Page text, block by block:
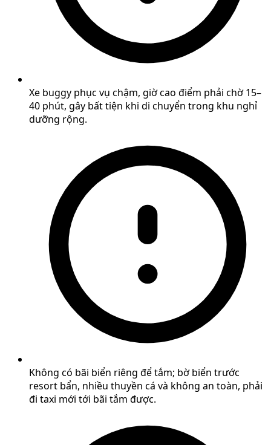
Xe buggy phục vụ chậm, giờ cao điểm phải chờ 15–
40 phút, gây bất tiện khi di chuyển trong khu nghỉ
dưỡng rộng.
Không có bãi biển riêng để tắm; bờ biển trước
resort bẩn, nhiều thuyền cá và không an toàn, phải
đi taxi mới tới bãi tắm được.